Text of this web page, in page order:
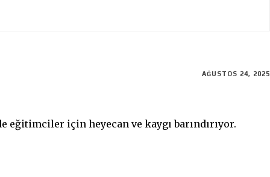
AĞUSTOS 24, 2025
için heyecan ve kaygı barındırıyor.